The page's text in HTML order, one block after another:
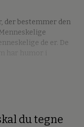
der bestemmer den
de er. De
du tegne